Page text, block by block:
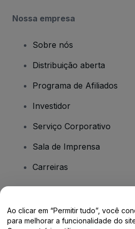
Nossa empresa
Sobre nós
Distribuição aberta
Programa de Afiliados
Investidor
Serviço Corporativo
Sala de Imprensa
Carreiras
Ao clicar em “Permitir tudo”, você
para melhorar a funcionalidade do